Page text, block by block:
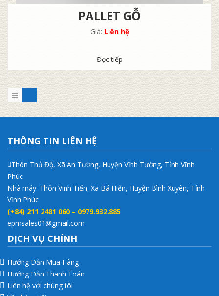
PALLET GỖ
Giá: Liên hệ
Đọc tiếp
THÔNG TIN LIÊN HỆ
Thôn Thủ Độ, Xã An Tường, Huyện Vĩnh Tường, Tỉnh Vĩnh
Phúc
Nhà máy: Thôn Vinh Tiến, Xã Bá Hiến, Huyện Bình Xuyên, Tỉnh
Vĩnh Phúc
(+84) 211 2481 060 – 0979.932.885
epmsales01@gmail.com
DỊCH VỤ CHÍNH
Hướng Dẫn Mua Hàng
Hướng Dẫn Thanh Toán
Liên hệ với chúng tôi